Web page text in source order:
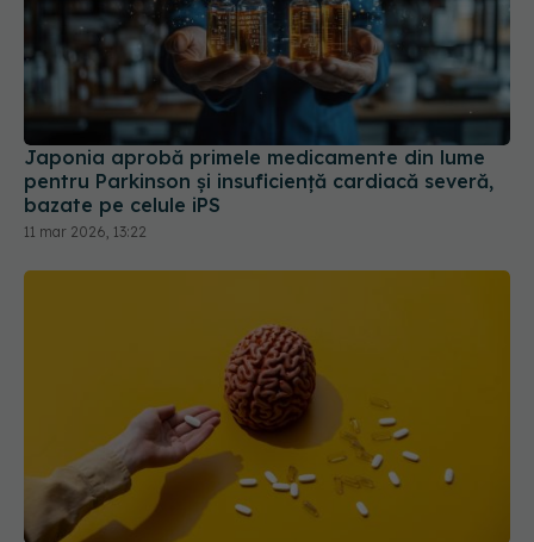
Japonia aprobă primele medicamente din lume
pentru Parkinson și insuficiență cardiacă severă,
bazate pe celule iPS
11 mar 2026, 13:22